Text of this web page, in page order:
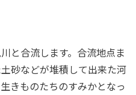
と合流します。合流地点ま
砂などが堆積して出来た河
きものたちのすみかとなっ